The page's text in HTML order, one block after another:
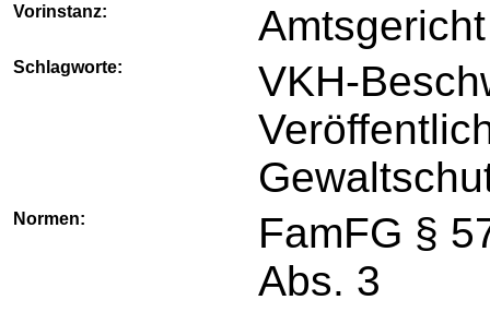
Vorinstanz:
Schlagworte:
VKH-
Normen:
FamFG §
Abs. 3